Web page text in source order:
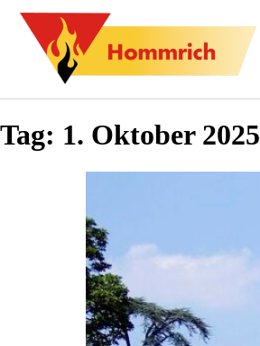
Tag: 1. Oktober 2025